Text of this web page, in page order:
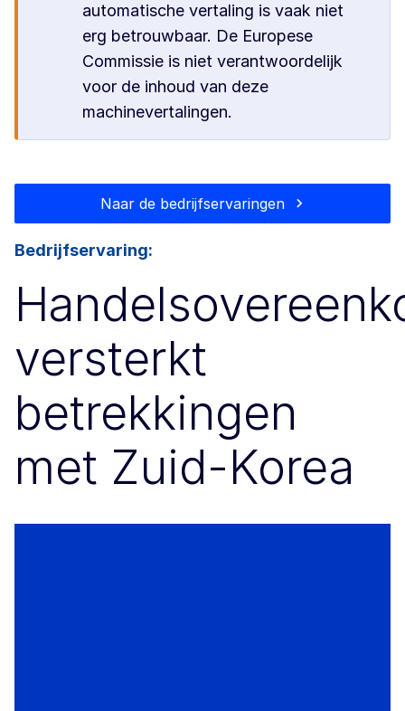
automatische vertaling is vaak niet
erg betrouwbaar. De Europese
Commissie is niet verantwoordelijk
voor de inhoud van deze
machinevertalingen.
Naar de bedrijfservaringen
Bedrijfservaring:
versterkt
betrekkingen
met Zuid-Korea